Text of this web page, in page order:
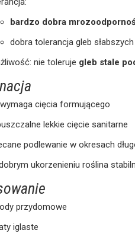
bardzo dobra
dobra tolerancja gleb słabszych
nie toleruje gleb stale
cięcia formującego
lekkie cięcie sanitarne
podlewanie w okresach
ukorzenieniu roślina
przydomowe
iglaste